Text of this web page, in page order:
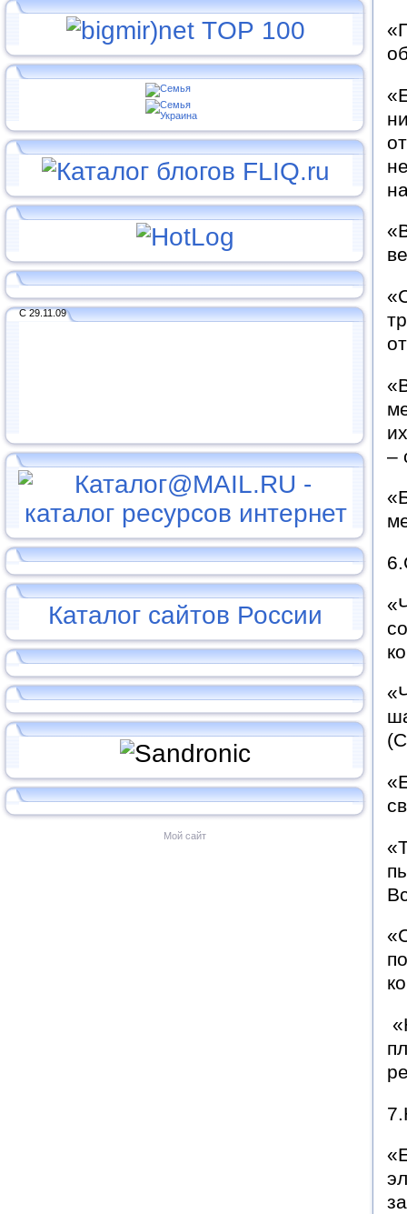
С 29.11.09
Каталог сайтов России
Мой сайт
–